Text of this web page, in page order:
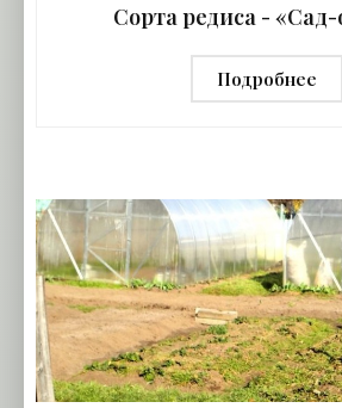
Сорта редиса - «Сад-
Подробнее